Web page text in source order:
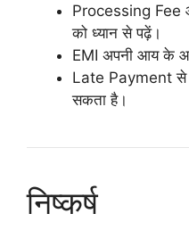
Processing Fee
को ध्यान से पढ़ें।
EMI अपनी आय के
Late Payment से
सकता है।
निष्कर्ष